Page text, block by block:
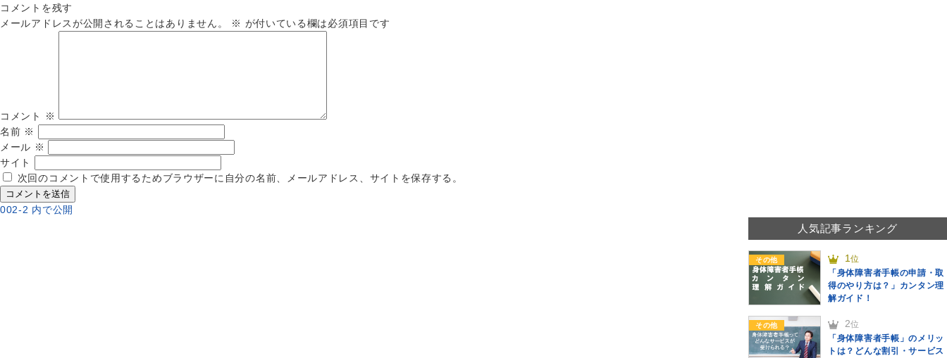
稿
日:
サ
コメントを残す
メールアドレスが公開されることはありません。
※ が付いている欄は必須項目です
コメント
※
名前 ※
メール ※
サイト
次回のコメントで使用するためブラウザーに自分の名前、メールアドレス、サイトを保存する。
投
002-2 内で公開
人気記事ランキング
その他 1位
「身体障害者手帳の申請・取
得のやり方は？」カンタン理
解ガイド！
その他 2位
「身体障害者手帳」のメリッ
トは？どんな割引・サービス